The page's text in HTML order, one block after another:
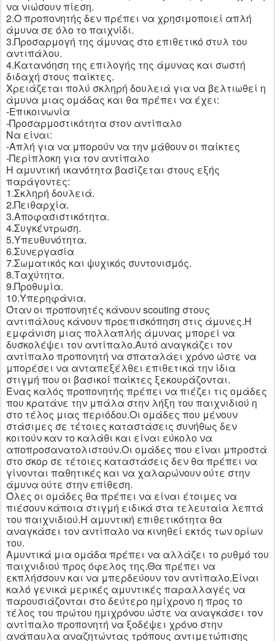
να νιώσουν πίεση.
2.Ο προπονητής δεν πρέπει να χρησιμοποιεί απλή
άμυνα σε όλο το παιχνίδι.
3.Προσαρμογή της άμυνας στο επιθετικό στυλ του
αντιπάλου.
4.Κατανόηση της επιλογής της άμυνας και σωστή
διδαχή στους παίκτες.
Χρειάζεται πολύ σκληρή δουλειά για να βελτιωθεί η
άμυνα μιας ομάδας και θα πρέπει να έχει:
-Επικοινωνία
-Προσαρμοστικότητα στον αντίπαλο
Να είναι:
-Απλή για να μπορούν να την μάθουν οι παίκτες
-Περίπλοκη για τον αντίπαλο
Η αμυντική ικανότητα βασίζεται στους εξής
παράγοντες:
1.Σκληρή δουλειά.
2.Πειθαρχία.
3.Αποφασιστικότητα.
4.Συγκέντρωση.
5.Υπευθυνότητα.
6.Συνεργασία
7.Σωματικός και ψυχικός συντονισμός.
8.Ταχύτητα.
9.Προθυμία.
10.Υπερηφάνια.
Όταν οι προπονητές κάνουνscouting στους
αντιπάλους κάνουν προεπισκόπηση στις άμυνες.Η
εμφάνιση μιας πολλαπλής άμυνας μπορεί να
δυσκολέψει τον αντίπαλο.Αυτό αναγκάζει τον
αντίπαλο προπονητή να σπαταλάει χρόνο ώστε να
μπορέσει να ανταπεξέλθει επιθετικά την ίδια
στιγμή που οι βασικοί παίκτες ξεκουράζονται.
Ένας καλός προπονητής πρέπει να πιέζει τις ομάδες
που κρατάνε την μπάλα στην λήξη του παιχνιδιού η
στο τέλος μιας περιόδου.Οι ομάδες που μένουν
στάσιμες σε τέτοιες καταστάσεις συνήθως δεν
κοιτούν καν το καλάθι και είναι εύκολο να
αποπροσανατολιστούν.Οι ομάδες που είναι μπροστά
στο σκορ σε τέτοιες καταστάσεις δεν θα πρέπει να
γίνονται παθητικές και να χαλαρώνουν ούτε στην
άμυνα ούτε στην επίθεση.
Όλες οι ομάδες θα πρέπει να είναι έτοιμες να
πιέσουν κάποια στιγμή ειδικά στα τελευταία λεπτά
του παιχνιδιού.Η αμυντική επιθετικότητα θα
αναγκάσει τον αντίπαλο να κινηθεί εκτός των ορίων
του.
Αμυντικά μια ομάδα πρέπει να αλλάζει το ρυθμό του
παιχνιδιού προς όφελος της.Θα πρέπει να
εκπλήσσουν και να μπερδεύουν τον αντίπαλο.Είναι
καλό γενικά μερικές αμυντικές παραλλαγές να
παρουσιάζονται στο δεύτερο ημίχρονο η προς το
τέλος του πρώτου ημιχρόνου ώστε να αναγκάσει τον
αντίπαλο προπονητή να ξοδέψει χρόνο στην
ανάπαυλα αναζητώντας τρόπους αντιμετώπισης